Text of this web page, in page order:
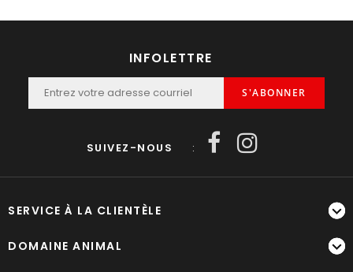
INFOLETTRE
S'ABONNER
SUIVEZ-NOUS :
SERVICE À LA CLIENTÈLE
DOMAINE ANIMAL